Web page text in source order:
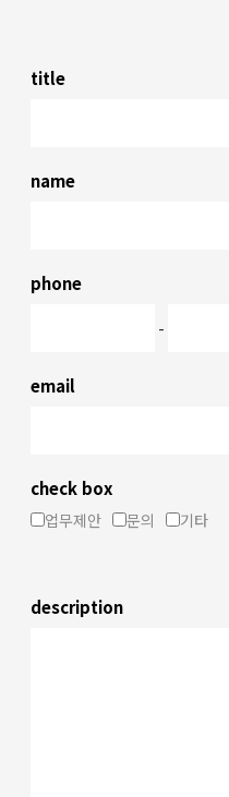
title
name
phone
-
email
check box
업무제안 문의 기타
description